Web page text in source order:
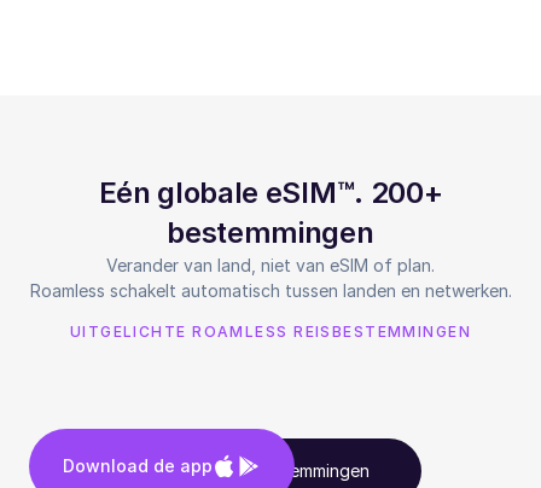
Eén globale eSIM™. 200+
bestemmingen
Verander van land, niet van eSIM of plan.
Roamless schakelt automatisch tussen landen en netwerken.
UITGELICHTE ROAMLESS REISBESTEMMINGEN
Bekijk alle bestemmingen
Download de app